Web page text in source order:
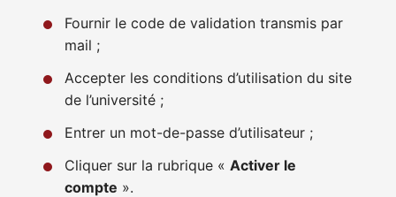
Fournir le code de validation transmis par
mail ;
Accepter les conditions d’utilisation du site
de l’université ;
Entrer un mot-de-passe d’utilisateur ;
Cliquer sur la rubrique « Activer le
compte ».